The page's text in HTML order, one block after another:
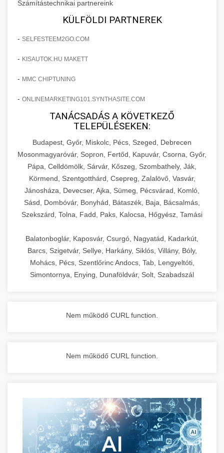
Számítástechnikai partnereink
KÜLFÖLDI PARTNEREK
- SELFESTEEM2GO.COM
- KISAUTOK.HU MAKETT
- MMC CHIPTUNING
- ONLINEMARKETING101.SYNTHASITE.COM
TANÁCSADÁS A KÖVETKEZŐ
TELEPÜLÉSEKEN:
Budapest, Győr, Miskolc, Pécs, Szeged, Debrecen
Mosonmagyaróvár, Sopron, Fertőd, Kapuvár, Csorna, Győr,
Pápa, Celldömölk, Sárvár, Kőszeg, Szombathely, Ják,
Körmend, Szentgotthárd, Csepreg, Zalalövő, Vasvár,
Jánosháza, Devecser, Ajka, Sümeg, Pécsvárad, Komló,
Sásd, Dombóvár, Bonyhád, Bátaszék, Baja, Bácsalmás,
Szekszárd, Tolna, Fadd, Paks, Kalocsa, Hőgyész, Tamási
Balatonboglár, Kaposvár, Csurgó, Nagyatád, Kadarkút,
Barcs, Szigetvár, Sellye, Harkány, Siklós, Villány, Bóly,
Mohács, Pécs, Szentlőrinc Andocs, Tab, Lengyeltóti,
Simontornya, Enying, Dunaföldvár, Solt, Szabadszál
Nem működő CURL function.
Nem működő CURL function.